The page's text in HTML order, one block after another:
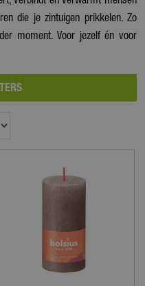
die je zintuigen prikkelen. Zo
moment. Voor jezelf én voor